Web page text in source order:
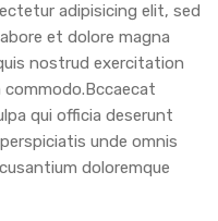
adipisicing elit, sed
et dolore magna
nostrud exercitation
commodo.Bccaecat
qui officia deserunt
unde omnis
doloremque